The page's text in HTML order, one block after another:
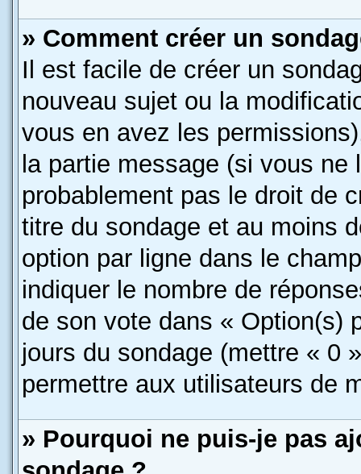
» Comment créer un
Il est facile de créer un
nouveau sujet ou la
vous en avez les
la partie message (si vous ne
probablement pas le droit de
titre du sondage et au moins
option par ligne dans le
indiquer le nombre de
de son vote dans « Option(s)
jours du sondage (mettre « 0
permettre aux utilisateurs de
» Pourquoi ne puis-je pas